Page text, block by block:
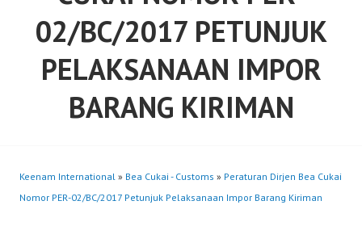
02/BC/2017 PETUNJUK
PELAKSANAAN IMPOR
BARANG KIRIMAN
Keenam International » Bea Cukai - Customs » Peraturan Dirjen Bea Cukai
Nomor PER-02/BC/2017 Petunjuk Pelaksanaan Impor Barang Kiriman